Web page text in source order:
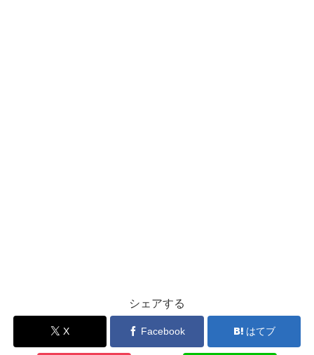
シェアする
X Facebook はてブ